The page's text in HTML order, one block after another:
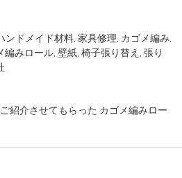
ンドメイド材料, 家具修理, カゴメ編み,
編みロール, 壁紙, 椅子張り替え , 張り
紹介させてもらった カゴメ編みロー